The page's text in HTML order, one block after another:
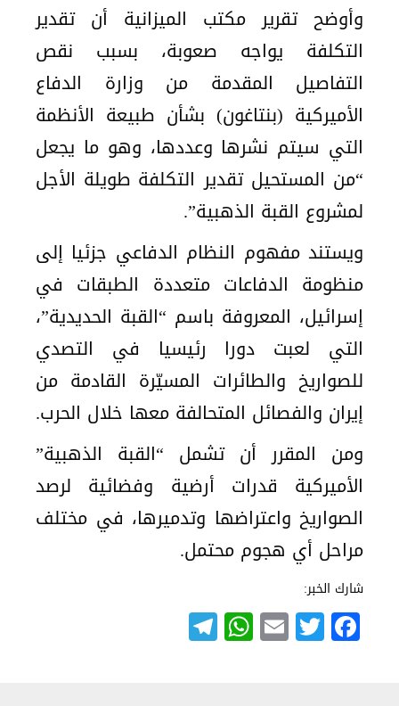
وأوضح تقرير مكتب الميزانية أن تقدير
التكلفة يواجه صعوبة، بسبب نقص
التفاصيل المقدمة من وزارة الدفاع
الأميركية (بنتاغون) بشأن طبيعة الأنظمة
التي سيتم نشرها وعددها، وهو ما يجعل
“من المستحيل تقدير التكلفة طويلة الأجل
لمشروع القبة الذهبية”.
ويستند مفهوم النظام الدفاعي جزئيا إلى
منظومة الدفاعات متعددة الطبقات في
إسرائيل، المعروفة باسم “القبة الحديدية”،
التي لعبت دورا رئيسيا في التصدي
للصواريخ والطائرات المسيّرة القادمة من
إيران والفصائل المتحالفة معها خلال الحرب.
ومن المقرر أن تشمل “القبة الذهبية”
الأميركية قدرات أرضية وفضائية لرصد
الصواريخ واعتراضها وتدميرها، في مختلف
مراحل أي هجوم محتمل.
شارك الخبر:
Facebook
Twitter
Email
WhatsApp